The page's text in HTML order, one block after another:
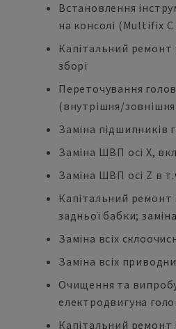
Встановлення
на консолі (Multifix
Капітальний ремонт
зборі
Переточування
(внутрішня/
Заміна підшипників
Заміна ШВП осі X,
Заміна ШВП осі Z в
Капітальний ремонт
задньої бабки;
Заміна всіх
Заміна всіх
Очищення та
електродвигуна
Капітальний ремонт